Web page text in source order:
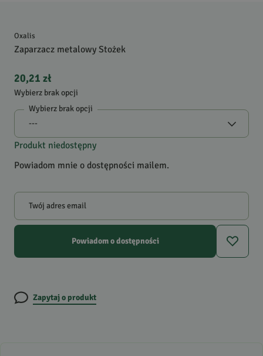
Oxalis
Zaparzacz metalowy Stożek
20,21 zł
Wybierz brak opcji
Wybierz brak opcji
Produkt niedostępny
Powiadom mnie o dostępności mailem.
Twój adres email
Powiadom o dostępności
Zapytaj o produkt